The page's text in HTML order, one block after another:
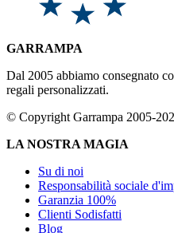
GARRAMPA
Dal 2005 abbiamo consegnato
regali personalizzati.
© Copyright Garrampa 2005-
LA NOSTRA MAGIA
Su di noi
Responsabilità sociale
Garanzia 100%
Clienti Sodisfatti
Blog